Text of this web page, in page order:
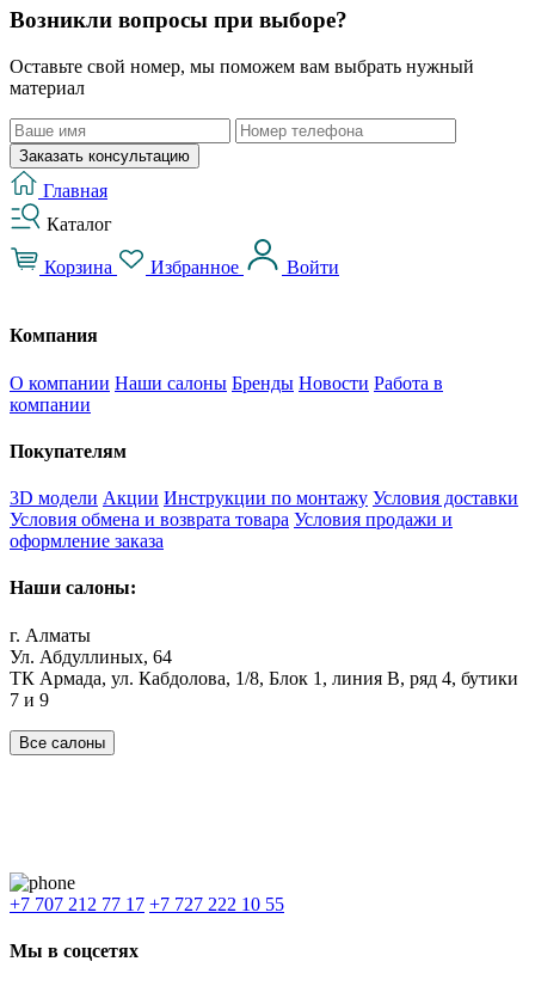
Возникли вопросы при выборе?
Оставьте свой номер, мы поможем вам выбрать нужный
материал
Заказать консультацию
Главная
Каталог
Корзина Избранное Войти
Компания
О компании Наши салоны Бренды Новости Работа в
компании
Покупателям
3D модели Акции Инструкции по монтажу Условия доставки
Условия обмена и возврата товара Условия продажи и
оформление заказа
Наши салоны:
г. Алматы
Ул. Абдуллиных, 64
ТК Армада, ул. Кабдолова, 1/8, Блок 1, линия В, ряд 4, бутики
7 и 9
Все салоны
+7 707 212 77 17 +7 727 222 10 55
Мы в соцсетях